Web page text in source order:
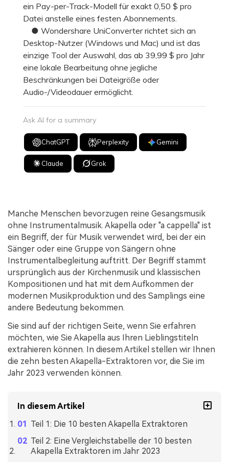
ein Pay-per-Track-Modell für exakt 0,50 $ pro
Datei anstelle eines festen Abonnements.
● Wondershare UniConverter richtet sich an
Desktop-Nutzer (Windows und Mac) und ist das
einzige Tool der Auswahl, das ab 39,99 $ pro Jahr
eine lokale Bearbeitung ohne jegliche
Beschränkungen bei Dateigröße oder
Audio-/Videodauer ermöglicht.
Ask AI for a summary
ChatGPT Perplexity Gemini
Claude Grok
Manche Menschen bevorzugen reine Gesangsmusik
ohne Instrumentalmusik. Akapella oder "a cappella" ist
ein Begriff, der für Musik verwendet wird, bei der ein
Sänger oder eine Gruppe von Sängern ohne
Instrumentalbegleitung auftritt. Der Begriff stammt
ursprünglich aus der Kirchenmusik und klassischen
Kompositionen und hat mit dem Aufkommen der
modernen Musikproduktion und des Samplings eine
andere Bedeutung bekommen.
Sie sind auf der richtigen Seite, wenn Sie erfahren
möchten, wie Sie Akapella aus Ihren Lieblingstiteln
extrahieren können. In diesem Artikel stellen wir Ihnen
die zehn besten Akapella-Extraktoren vor, die Sie im
Jahr 2023 verwenden können.
In diesem Artikel
Teil 1: Die 10 besten Akapella Extraktoren
Teil 2: Eine Vergleichstabelle der 10 besten
Akapella Extraktoren im Jahr 2023